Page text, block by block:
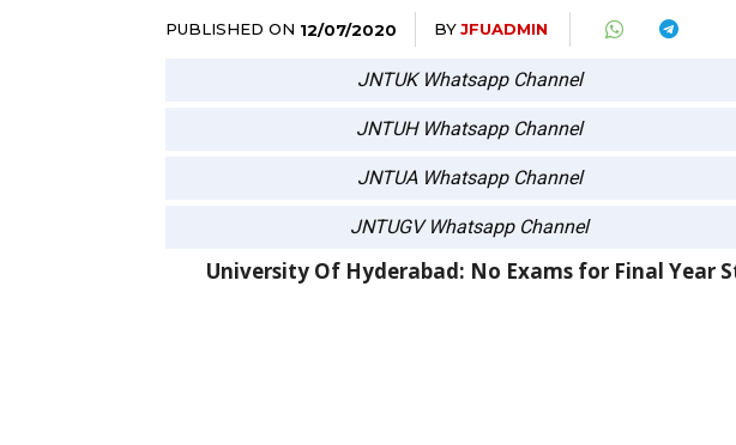
PUBLISHED ON 12/07/2020 BYJFUADMIN
JNTUK Whatsapp Channel
JNTUH Whatsapp Channel
JNTUA Whatsapp Channel
JNTUGV Whatsapp Channel
University Of Hyderabad: No Exams for Final Year